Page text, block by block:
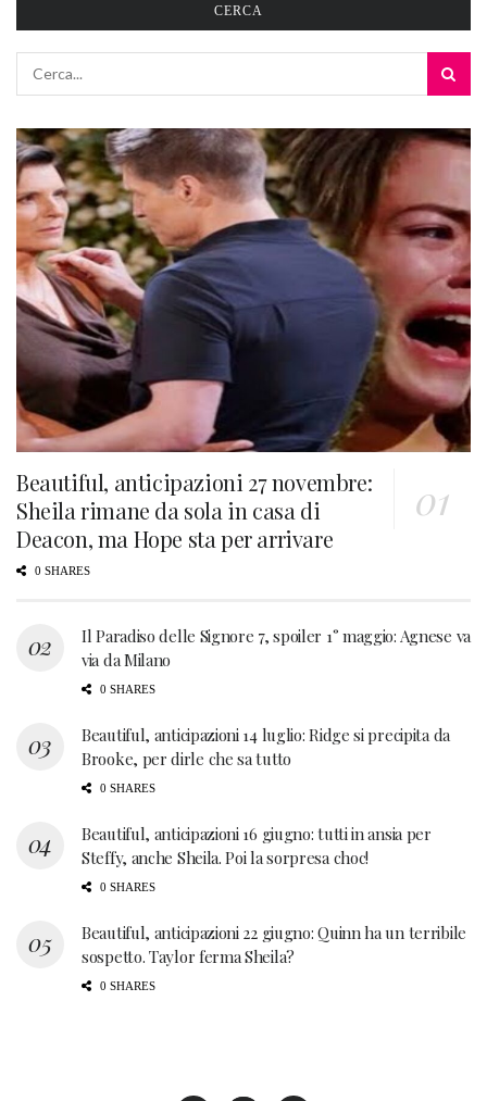
CERCA
Beautiful, anticipazioni 27 novembre:
Sheila rimane da sola in casa di
Deacon, ma Hope sta per arrivare
0 SHARES
Il Paradiso delle Signore 7, spoiler 1° maggio: Agnese va
via da Milano
0 SHARES
Beautiful, anticipazioni 14 luglio: Ridge si precipita da
Brooke, per dirle che sa tutto
0 SHARES
Beautiful, anticipazioni 16 giugno: tutti in ansia per
Steffy, anche Sheila. Poi la sorpresa choc!
0 SHARES
Beautiful, anticipazioni 22 giugno: Quinn ha un terribile
sospetto. Taylor ferma Sheila?
0 SHARES